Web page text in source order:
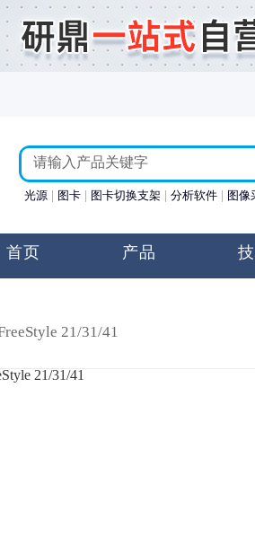
光源 图卡 图卡切换支架 分析软件 图像
首页 产品
21/31/41